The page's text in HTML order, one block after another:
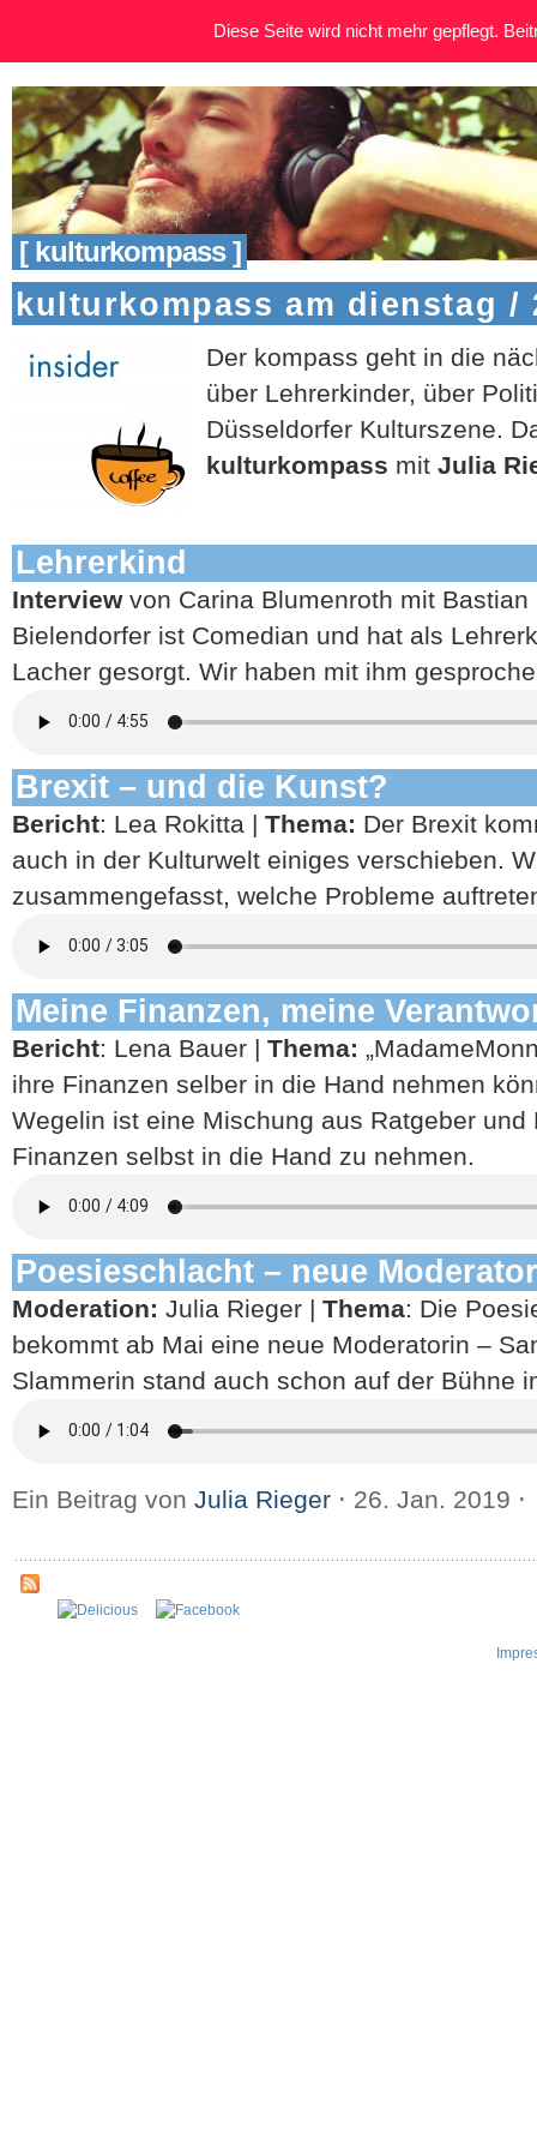
[ kulturkompass ]
kulturkompass am dienstag /
Der kompass geht in die
über Lehrerkinder, über
Düsseldorfer Kulturszene.
kulturkompass mit Julia
Lehrerkind
Interview von Carina Blumenroth mit
Bielendorfer ist Comedian und hat als
Lacher gesorgt. Wir haben mit ihm
Brexit – und die Kunst?
Bericht: Lea Rokitta | Thema: Der Brexit
auch in der Kulturwelt einiges verschieben.
zusammengefasst, welche Probleme
Meine Finanzen, meine
Bericht: Lena Bauer | Thema:
ihre Finanzen selber in die Hand nehmen
Wegelin ist eine Mischung aus Ratgeber
Finanzen selbst in die Hand zu nehmen.
Poesieschlacht – neue
Moderation: Julia Rieger | Thema: Die
bekommt ab Mai eine neue Moderatorin –
Slammerin stand auch schon auf der Bühne
Ein Beitrag von Julia Rieger ⋅ 26. Jan. 2019 ⋅
Diese Seite wird nicht mehr gepflegt.